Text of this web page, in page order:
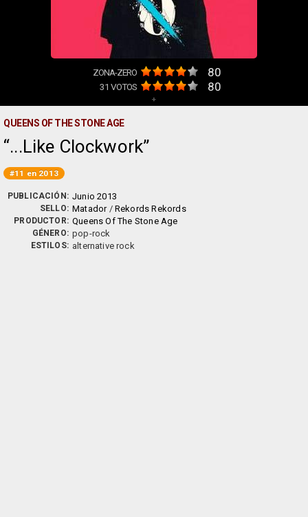
ZONA-ZERO 80
31 VOTOS 80
+
QUEENS OF THE STONE AGE
...Like Clockwork
#11 en 2013
PUBLICACIÓN: Junio 2013
SELLO: Matador/ Rekords Rekords
PRODUCTOR: Queens Of The Stone Age
GÉNERO: pop-rock
ESTILOS: alternative rock